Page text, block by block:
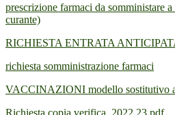
prescrizione farmaci da somministare
curante)
RICHIESTA ENTRATA
richiesta somministrazione farmaci
VACCINAZIONI modello sostitutivo
Richiesta copia verifica_2022.23.pdf